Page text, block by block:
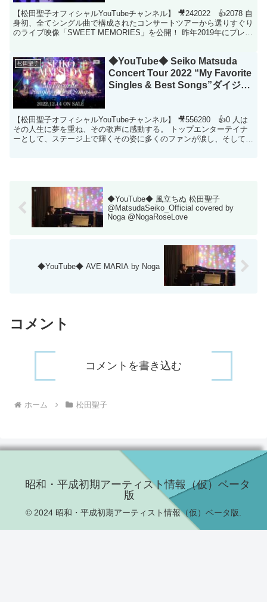
【松田聖子オフィシャルYouTubeチャンネル】 🎥242022 👍2078 自
身初、全てシングル曲で構成されたコンサートツアーから選りすぐり
のライブ映像「SWEET MEMORIES」を公開！ 昨年2019年にプレ40
松田聖子
◆YouTube◆ Seiko Matsuda
Concert Tour 2022 “My Favorite
Singles & Best Songs”ダイジェ
【松田聖子オフィシャルYouTubeチャンネル】 🎥556280 👍0 人は
その人生に夢を重ね、その歌声に感動する。 トップエンターテイナ
ーとして、ステージ上で輝くその姿に多くのファンが涙し、そして最
◆YouTube◆ 風立ちぬ 松田聖子
@MatsudaSeiko_Official covered by
Noga @NogaRoseLove
◆YouTube◆ AVE MARIA by Noga
コメント
コメントを書き込む
ホーム 松田聖子
昭和・平成初期アーティスト情報（仮）ベータ
版
© 2024 昭和・平成初期アーティスト情報（仮）ベータ版.